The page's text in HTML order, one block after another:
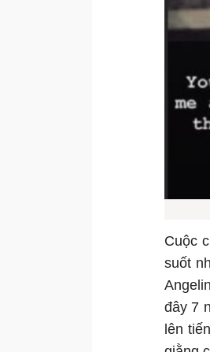
Cuộc
suốt
đây 7
lên